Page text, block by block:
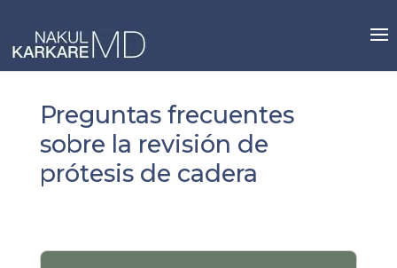
content
Preguntas frecuentes
sobre la revisión de
prótesis de cadera